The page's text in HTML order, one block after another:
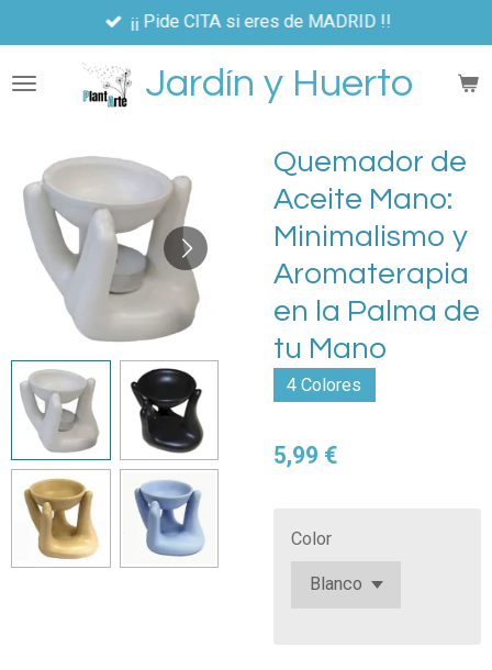
al
contenido
Jardín y Huerto
¡¡ Pide CITA si eres de MADRID !!
Quemador de
Aceite Mano:
Minimalismo y
Aromaterapia
en la Palma de
tu Mano
4 Colores
5,99 €
Color